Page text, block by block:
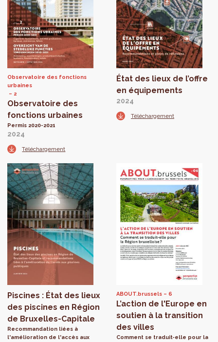
Observatoire des fonctions
urbaines
2
Observatoire des
fonctions urbaines
Permis 2020-2021
2024
Téléchargement
État des lieux de l’offre
en équipements
2024
Téléchargement
Piscines : État des lieux
des piscines en Région
de Bruxelles-Capitale
Recommandation liées à
l'amélioration de l'accès aux
ABOUT.brussels 6
L’action de l'Europe en
soutien à la transition
des villes
Comment se traduit‑elle pour la